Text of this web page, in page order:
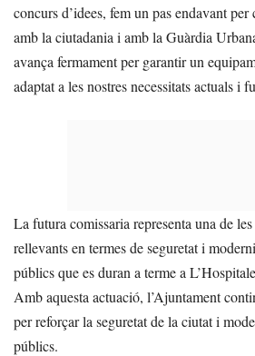
concurs d’idees, fem un pas endavant
amb la ciutadania i amb la Guàrdia
avança fermament per garantir un
adaptat a les nostres necessitats actuals i
La futura comissaria representa una de
rellevants en termes de seguretat i
públics que es duran a terme a
Amb aquesta actuació, l’Ajuntament
per reforçar la seguretat de la ciutat i
públics.